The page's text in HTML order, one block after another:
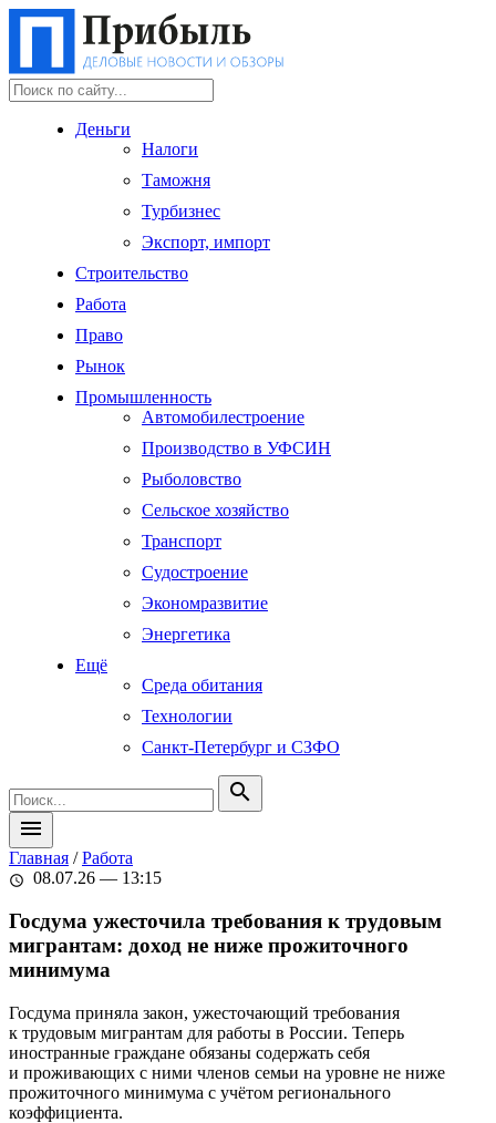
Деньги
Налоги
Таможня
Турбизнес
Экспорт, импорт
Строительство
Работа
Право
Рынок
Промышленность
Автомобилестроение
Производство в УФСИН
Рыболовство
Сельское хозяйство
Транспорт
Судостроение
Экономразвитие
Энергетика
Ещё
Среда обитания
Технологии
Санкт-Петербург и СЗФО
search
menu
Главная /Работа
schedule 08.07.26 — 13:15
Госдума ужесточила требования к трудовым
мигрантам: доход не ниже прожиточного
минимума
Госдума приняла закон, ужесточающий требования
к трудовым мигрантам для работы в России. Теперь
иностранные граждане обязаны содержать себя
и проживающих с ними членов семьи на уровне не ниже
прожиточного минимума с учётом регионального
коэффициента.